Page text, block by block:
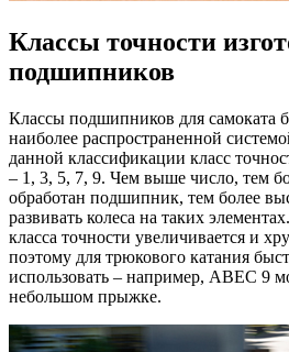
Классы точности
подшипников
Классы подшипников для самоката
наиболее распространенной
данной классификации класс
– 1, 3, 5, 7, 9. Чем выше число, тем
обработан подшипник, тем более
развивать колеса на таких
класса точности увеличивается и
поэтому для трюкового катания
использовать – например, ABEC 9
небольшом прыжке.